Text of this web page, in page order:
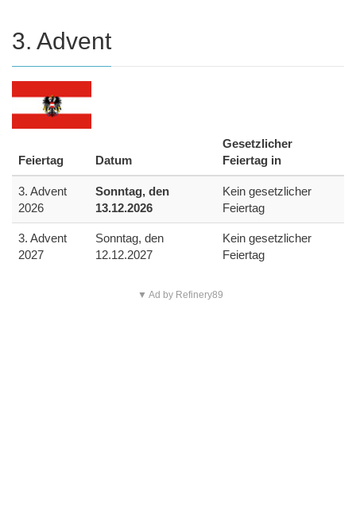
3. Advent
Feiertag Datum
Gesetzlicher
Feiertag in
3. Advent
2026
Sonntag, den
13.12.2026
Kein gesetzlicher
Feiertag
3. Advent
2027
Sonntag, den
12.12.2027
Kein gesetzlicher
Feiertag
▼ Ad by Refinery89